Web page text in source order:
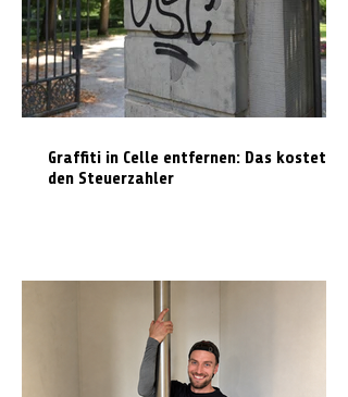
Graffiti in Celle entfernen: Das kostet es
den Steuerzahler